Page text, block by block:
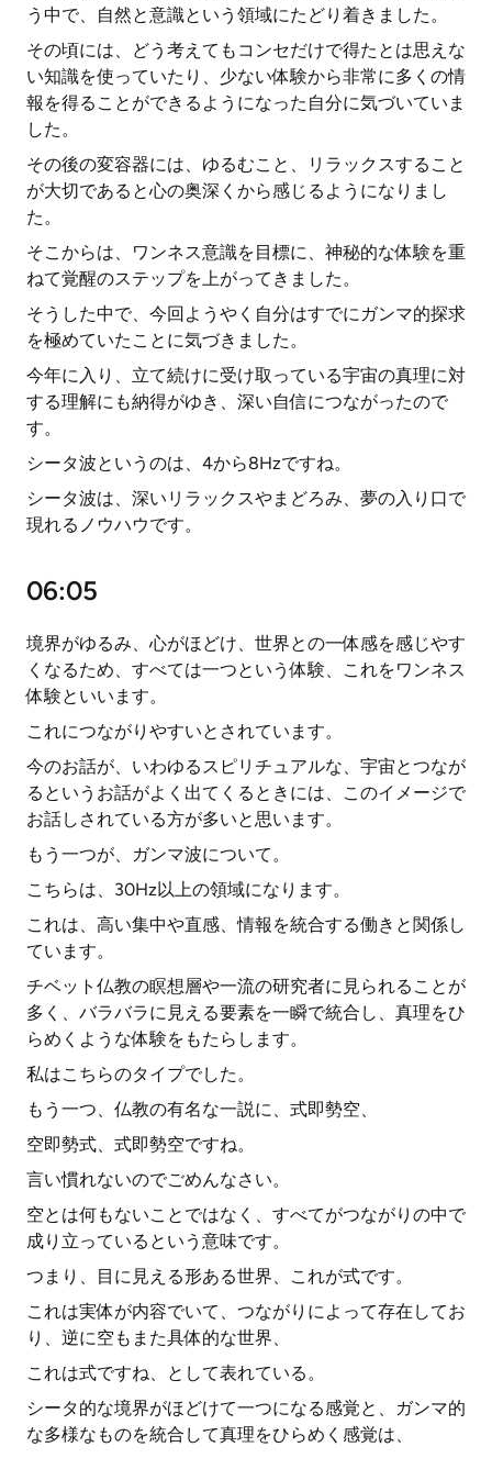
う中で、自然と意識という領域にたどり着きました。
その頃には、どう考えてもコンセだけで得たとは思えな
い知識を使っていたり、少ない体験から非常に多くの情
報を得ることができるようになった自分に気づいていま
した。
その後の変容器には、ゆるむこと、リラックスすること
が大切であると心の奥深くから感じるようになりまし
た。
そこからは、ワンネス意識を目標に、神秘的な体験を重
ねて覚醒のステップを上がってきました。
そうした中で、今回ようやく自分はすでにガンマ的探求
を極めていたことに気づきました。
今年に入り、立て続けに受け取っている宇宙の真理に対
する理解にも納得がゆき、深い自信につながったので
す。
シータ波というのは、4から8Hzですね。
シータ波は、深いリラックスやまどろみ、夢の入り口で
現れるノウハウです。
06:05
境界がゆるみ、心がほどけ、世界との一体感を感じやす
くなるため、すべては一つという体験、これをワンネス
体験といいます。
これにつながりやすいとされています。
今のお話が、いわゆるスピリチュアルな、宇宙とつなが
るというお話がよく出てくるときには、このイメージで
お話しされている方が多いと思います。
もう一つが、ガンマ波について。
こちらは、30Hz以上の領域になります。
これは、高い集中や直感、情報を統合する働きと関係し
ています。
チベット仏教の瞑想層や一流の研究者に見られることが
多く、バラバラに見える要素を一瞬で統合し、真理をひ
らめくような体験をもたらします。
私はこちらのタイプでした。
もう一つ、仏教の有名な一説に、式即勢空、
空即勢式、式即勢空ですね。
言い慣れないのでごめんなさい。
空とは何もないことではなく、すべてがつながりの中で
成り立っているという意味です。
つまり、目に見える形ある世界、これが式です。
これは実体が内容でいて、つながりによって存在してお
り、逆に空もまた具体的な世界、
これは式ですね、として表れている。
シータ的な境界がほどけて一つになる感覚と、ガンマ的
な多様なものを統合して真理をひらめく感覚は、